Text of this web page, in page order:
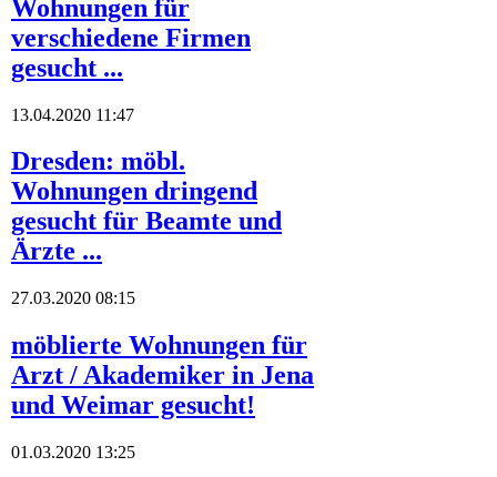
Wohnungen für
verschiedene Firmen
gesucht ...
13.04.2020 11:47
Dresden: möbl.
Wohnungen dringend
gesucht für Beamte und
Ärzte ...
27.03.2020 08:15
möblierte Wohnungen für
Arzt / Akademiker in Jena
und Weimar gesucht!
01.03.2020 13:25